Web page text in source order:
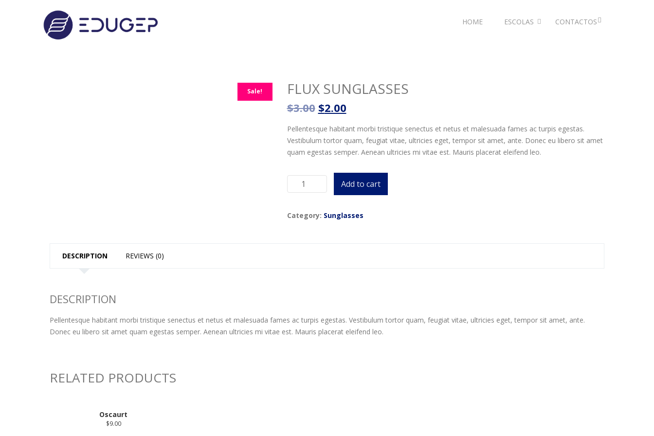
HOME ESCOLAS CONTACTOS
Sale! FLUX SUNGLASSES
$3.00 $2.00
Pellentesque habitant morbi tristique senectus et netus et malesuada fames ac turpis egestas.
Vestibulum tortor quam, feugiat vitae, ultricies eget, tempor sit amet, ante. Donec eu libero sit amet
quam egestas semper. Aenean ultricies mi vitae est. Mauris placerat eleifend leo.
Add to cart
Category: Sunglasses
DESCRIPTION REVIEWS (0)
DESCRIPTION
Pellentesque habitant morbi tristique senectus et netus et malesuada fames ac turpis egestas. Vestibulum tortor quam, feugiat vitae, ultricies eget, tempor sit amet, ante.
Donec eu libero sit amet quam egestas semper. Aenean ultricies mi vitae est. Mauris placerat eleifend leo.
RELATED PRODUCTS
Oscaurt
$9.00